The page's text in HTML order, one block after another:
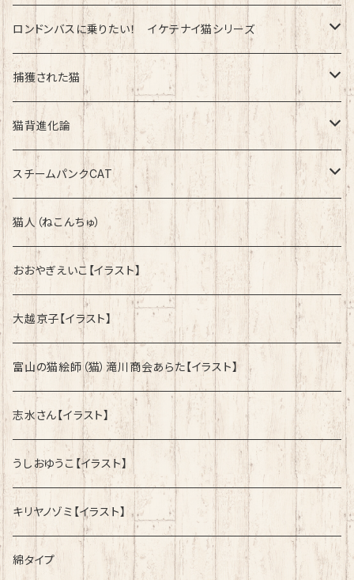
綿100%ノーマルタイプ
ロンドンバスに乗りたい！ イケテナイ猫シリーズ
綿100％ノーマルタイプ
速乾ドライタイプ
捕獲された猫
速乾ドライタイプ
綿100%ノーマルタイプ
猫背進化論
速乾ドライタイプ
綿100%ノーマルタイプ
スチームパンクCAT
綿100%ノーマルタイプ
猫人（ねこんちゅ）
おおやぎえいこ【イラスト】
大越京子【イラスト】
富山の猫絵師（猫）滝川商会あらた【イラスト】
志水さん【イラスト】
うしおゆうこ【イラスト】
キリヤノゾミ【イラスト】
綿タイプ